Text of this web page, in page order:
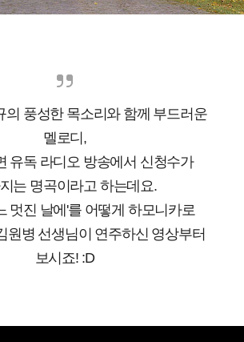
의 풍성한 목소리와 함께 부드러운
멜로디,
유독 라디오 방송에서 신청수가
는 명곡이라고 하는데요.
멋진 날에'를 어떻게 하모니카로
원병 선생님이 연주하신 영상부터
보시죠!:D